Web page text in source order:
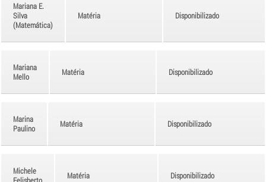
Mariana E.
Silva
(Matemática)
Matéria Disponibilizado
Mariana
Mello
Matéria Disponibilizado
Marina
Paulino
Matéria Disponibilizado
Michele
Felisberto
Matéria Disponibilizado